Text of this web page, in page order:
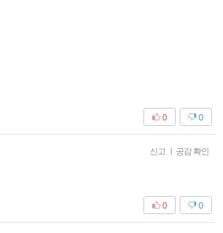
0
0
신고 | 공감 확인
0
0